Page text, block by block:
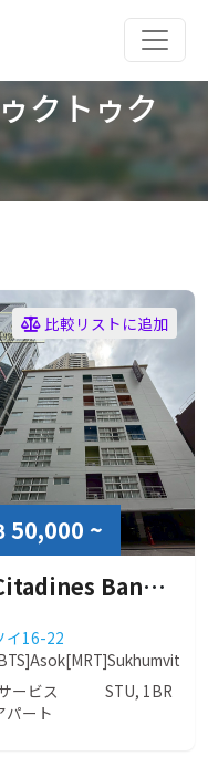
クトゥク
比較リストに追加
50,000 ~
Citadines Bangkok Sukhumvit 16 (シタディーン バンコク スクンビット16)
イ16-22
[MRT]Sukhumvit
ービス
パート
STU, 1BR